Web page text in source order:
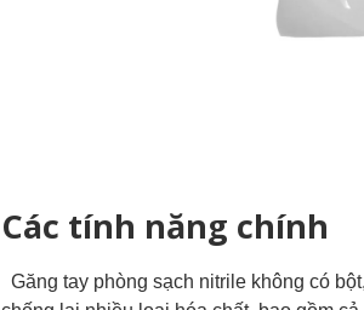
Các tính năng chính
Găng tay phòng sạch nitrile không có